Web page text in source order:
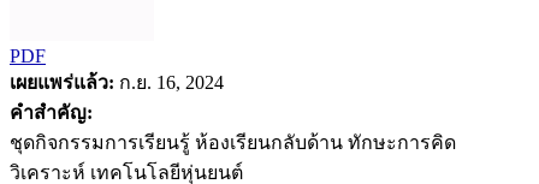
PDF
เผยแพร่แล้ว: ก.ย. 16, 2024
คำสำคัญ:
ชุดกิจกรรมการเรียนรู้ ห้องเรียนกลับด้าน ทักษะการคิด
วิเคราะห์ เทคโนโลยีหุ่นยนต์